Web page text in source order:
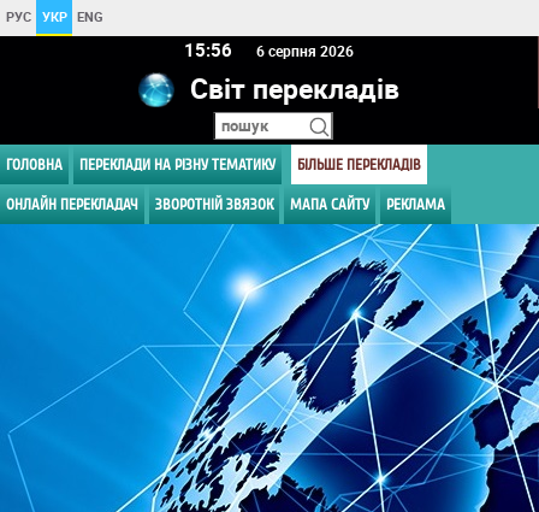
РУС УКР ENG
15:56 6 серпня 2026
Світ перекладів
ГОЛОВНА ПЕРЕКЛАДИ НА РІЗНУ ТЕМАТИКУ БІЛЬШЕ ПЕРЕКЛАДІВ
ОНЛАЙН ПЕРЕКЛАДАЧ ЗВОРОТНІЙ ЗВЯЗОК МАПА САЙТУ РЕКЛАМА